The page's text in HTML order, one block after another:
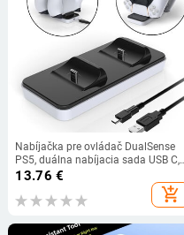
Nabíjačka pre ovládač DualSense
PS5, duálna nabíjacia sada USB C,
kolíska, USB kábel, prenášanie
13.76 €
add_shopping_cart